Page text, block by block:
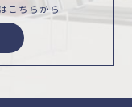
こちらから